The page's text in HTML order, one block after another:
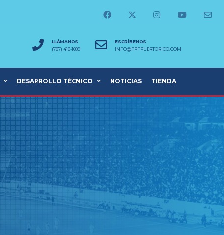
LLÁMANOS
(787) 418-1089
ESCRÍBENOS
INFO@FPFPUERTORICO.COM
DESARROLLO TÉCNICO NOTICIAS TIENDA